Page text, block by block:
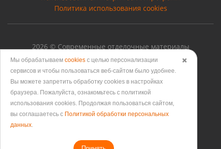
Политика использования cookies
2026 © Современные отделочные материалы
Версия для печати
✖️
Мы обрабатываем cookies с целью персонализации
сервисов и чтобы пользоваться веб-сайтом было удобнее.
Вы можете запретить обработку сookies в настройках
браузера. Пожалуйста, ознакомьтесь с политикой
использования cookies. Продолжая пользоваться сайтом,
вы соглашаетесь с Политикой обработки персональных
данных.